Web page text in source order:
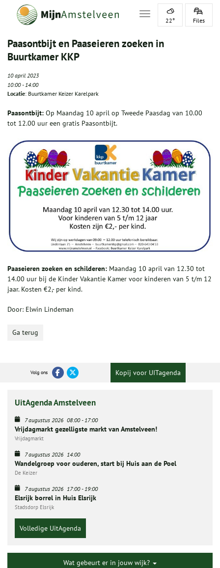
Toggle navigation
22° Files
Paasontbijt en Paaseieren zoeken in
Buurtkamer KKP
10 april 2023
10:00-14:00
Locatie: Buurtkamer Keizer Karelpark
Paasontbijt: Op Maandag 10 april op Tweede Paasdag van 10.00
tot 12.00 uur een gratis Paasontbijt.
Paaseieren zoeken en schilderen: Maandag 10 april van 12.30 tot
14.00 uur bij de Kinder Vakantie Kamer voor kinderen van 5 t/m 12
jaar. Kosten €2,- per kind.
Door: Elwin Lindeman
Ga terug
Volg ons Kopij voor UITagenda
UitAgenda Amstelveen
7 augustus 2026 08:00-17:00
Vrijdagmarkt gezelligste markt van Amstelveen!
Vrijdagmarkt
7 augustus 2026 14:00
Wandelgroep voor ouderen, start bij Huis aan de Poel
De Keizer
7 augustus 2026 17:00-19:00
Elsrijk borrel in Huis Elsrijk
Stadsdorp Elsrijk
Volledige UitAgenda
Wat gebeurt er in jouw wijk?